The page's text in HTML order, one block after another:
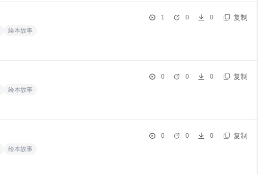
1 0 0 复制
绘本故事
0 0 0 复制
绘本故事
0 0 0 复制
绘本故事